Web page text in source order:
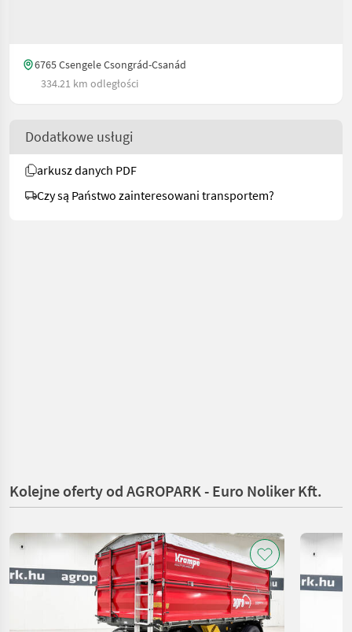
6765 Csengele Csongrád-Csanád
334.21 km odległości
Dodatkowe usługi
arkusz danych PDF
Czy są Państwo zainteresowani transportem?
Kolejne oferty od AGROPARK - Euro Noliker Kft.